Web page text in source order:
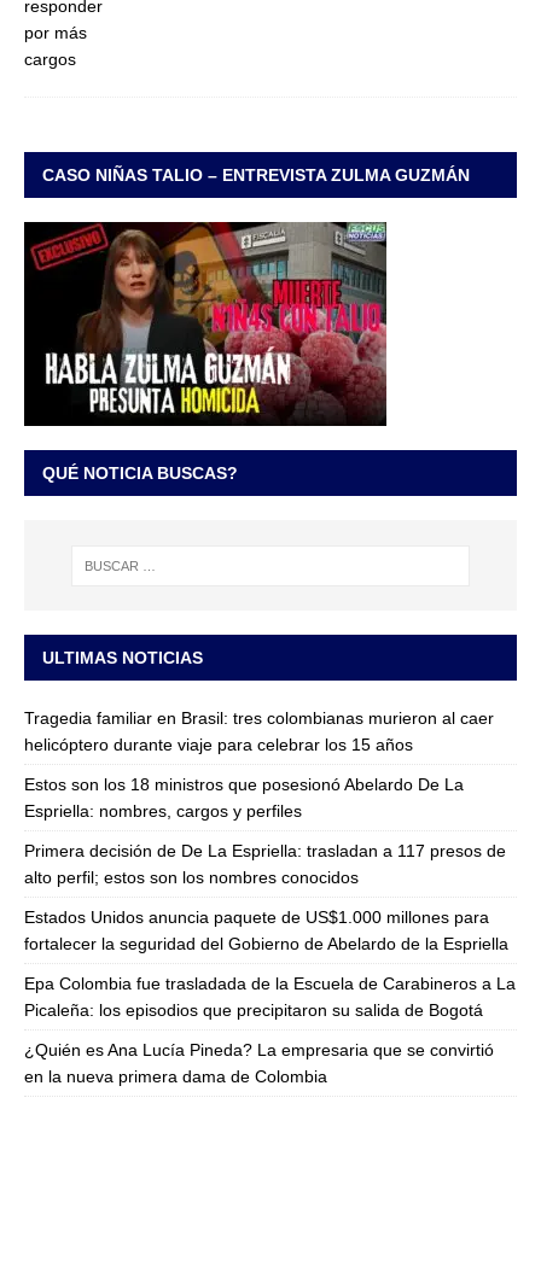
CASO NIÑAS TALIO – ENTREVISTA ZULMA GUZMÁN
QUÉ NOTICIA BUSCAS?
ULTIMAS NOTICIAS
Tragedia familiar en Brasil: tres colombianas murieron al caer
helicóptero durante viaje para celebrar los 15 años
Estos son los 18 ministros que posesionó Abelardo De La
Espriella: nombres, cargos y perfiles
Primera decisión de De La Espriella: trasladan a 117 presos de
alto perfil; estos son los nombres conocidos
Estados Unidos anuncia paquete de US$1.000 millones para
fortalecer la seguridad del Gobierno de Abelardo de la Espriella
Epa Colombia fue trasladada de la Escuela de Carabineros a La
Picaleña: los episodios que precipitaron su salida de Bogotá
¿Quién es Ana Lucía Pineda? La empresaria que se convirtió
en la nueva primera dama de Colombia